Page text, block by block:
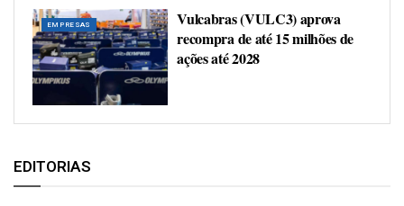
EMPRESAS
Vulcabras (VULC3) aprova
recompra de até 15 milhões de
ações até 2028
EDITORIAS